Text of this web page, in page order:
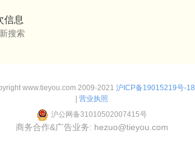
信息
搜索
www.tieyou.com 2009-2021 沪ICP备19015219号-18
营业执照
沪公网备31010502007415号
商务合作&广告业务: hezuo@tieyou.com